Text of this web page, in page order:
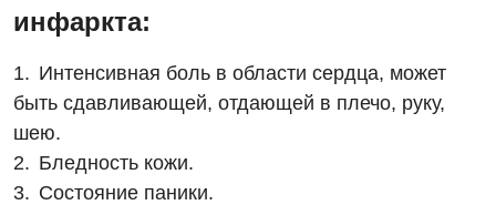
Гинекологическое отделение
Диетология
Дневной стационар
Кардиология
инфаркта:
Интенсивная боль в области сердца, может
быть сдавливающей, отдающей в плечо, руку,
шею.
Бледность кожи.
Состояние паники.